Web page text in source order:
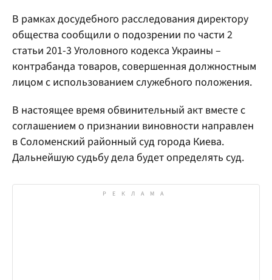
В рамках досудебного расследования директору
общества сообщили о подозрении по части 2
статьи 201-3 Уголовного кодекса Украины –
контрабанда товаров, совершенная должностным
лицом с использованием служебного положения.
В настоящее время обвинительный акт вместе с
соглашением о признании виновности направлен
в Соломенский районный суд города Киева.
Дальнейшую судьбу дела будет определять суд.